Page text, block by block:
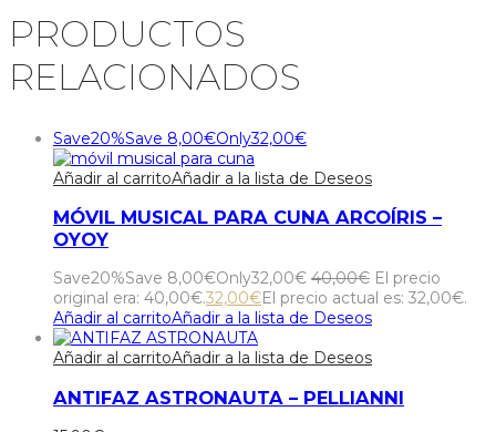
PRODUCTOS
RELACIONADOS
Save20%Save 8,00€Only32,00€
Añadir al carritoAñadir a la lista de Deseos
MÓVIL MUSICAL PARA CUNA ARCOÍRIS –
OYOY
Save20%Save 8,00€Only32,00€ 40,00€ El precio
original era: 40,00€.32,00€El precio actual es: 32,00€.
Añadir al carritoAñadir a la lista de Deseos
Añadir al carritoAñadir a la lista de Deseos
ANTIFAZ ASTRONAUTA – PELLIANNI